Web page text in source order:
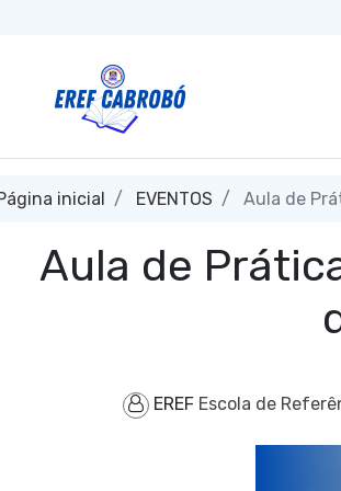
inicial EVENTOS Aula de
Aula de
EREF Escola de